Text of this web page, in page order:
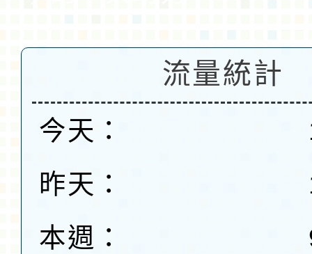
流量統計
今天：
昨天：
本週：